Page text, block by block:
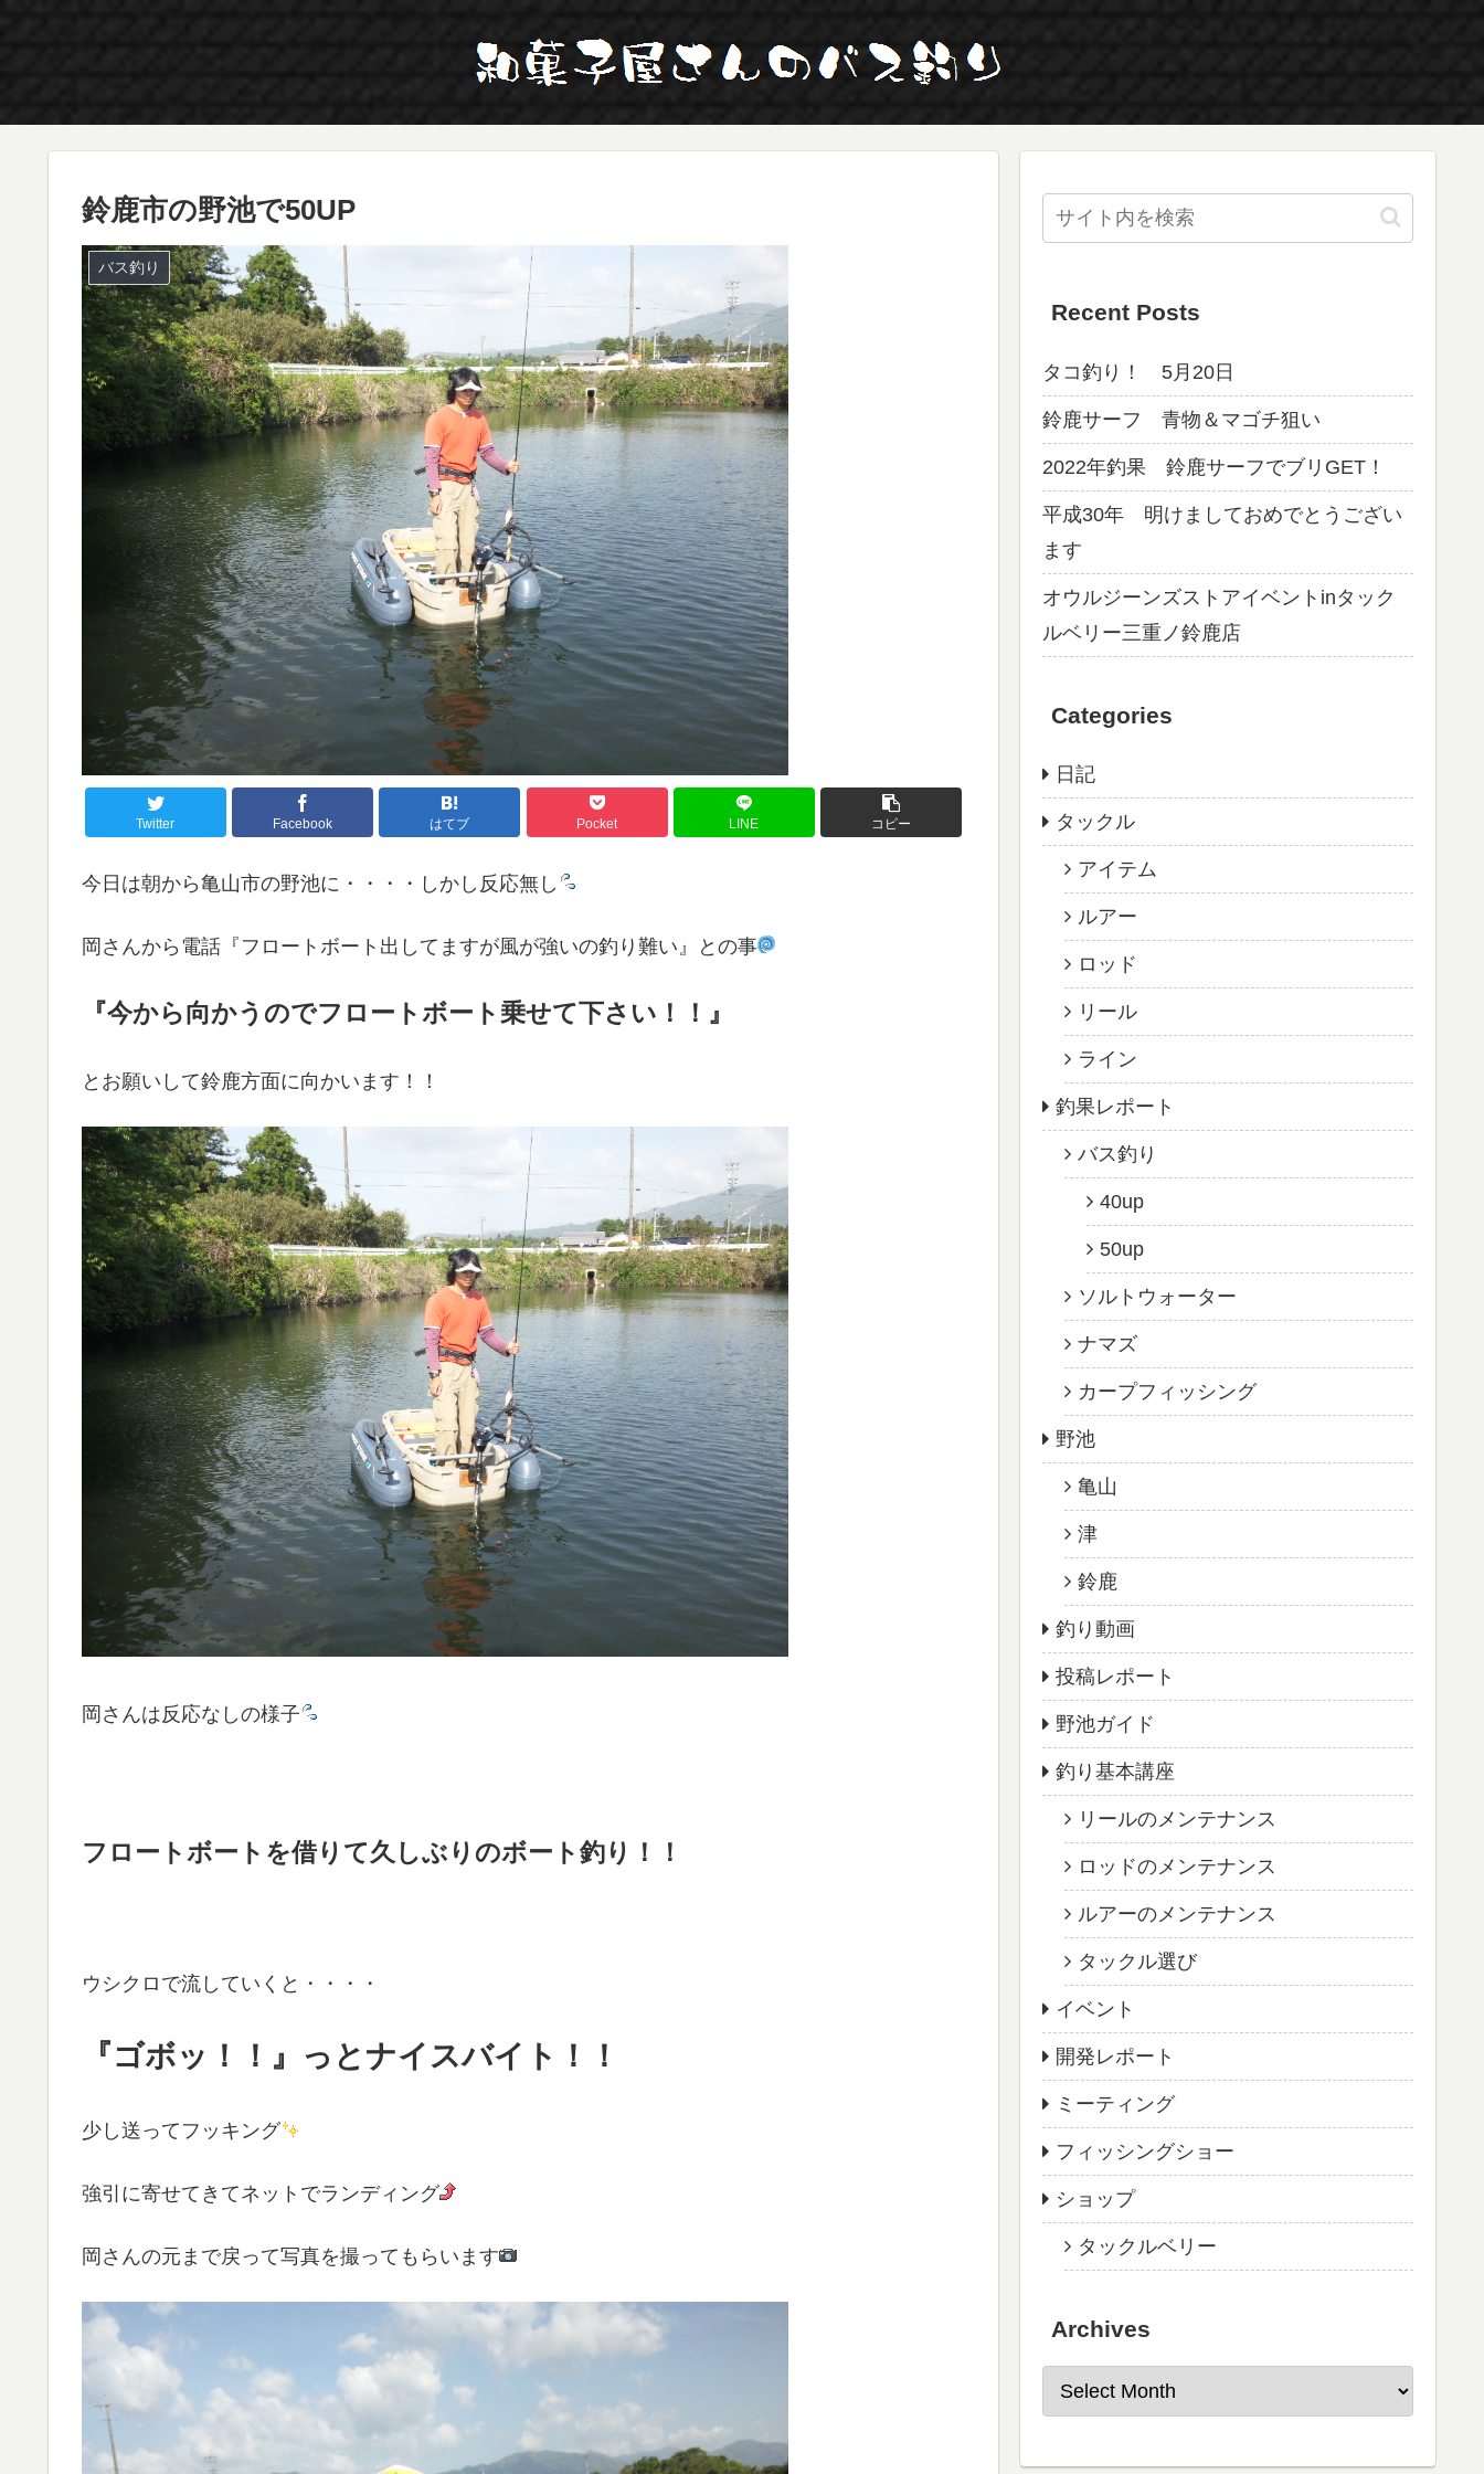
鈴鹿市の野池で50UP
バス釣り
Twitter Facebook はてブ Pocket LINE コピー
今日は朝から亀山市の野池に・・・・しかし反応無し
岡さんから電話『フロートボート出してますが風が強いの釣り難い』との事
『今から向かうのでフロートボート乗せて下さい！！』
とお願いして鈴鹿方面に向かいます！！
岡さんは反応なしの様子
フロートボートを借りて久しぶりのボート釣り！！
ウシクロで流していくと・・・・
『ゴボッ！！』っとナイスバイト！！
少し送ってフッキング
強引に寄せてきてネットでランディング
岡さんの元まで戻って写真を撮ってもらいます
Recent Posts
タコ釣り！ 5月20日
鈴鹿サーフ 青物＆マゴチ狙い
2022年釣果 鈴鹿サーフでブリGET！
平成30年 明けましておめでとうござい
ます
オウルジーンズストアイベントinタック
ルベリー三重ノ鈴鹿店
Categories
日記
タックル
アイテム
ルアー
ロッド
リール
ライン
釣果レポート
バス釣り
40up
50up
ソルトウォーター
ナマズ
カープフィッシング
野池
亀山
津
鈴鹿
釣り動画
投稿レポート
野池ガイド
釣り基本講座
リールのメンテナンス
ロッドのメンテナンス
ルアーのメンテナンス
タックル選び
イベント
開発レポート
ミーティング
フィッシングショー
ショップ
タックルベリー
Archives